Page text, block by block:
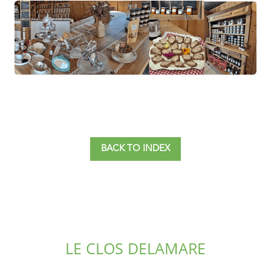
BACK TO INDEX
LE CLOS DELAMARE